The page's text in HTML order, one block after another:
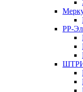
РР-